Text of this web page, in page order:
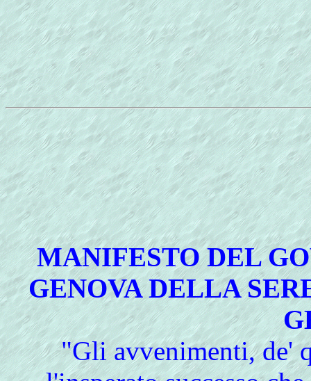
MANIFESTO DEL
GENOVA DELLA
"Gli avvenimenti, de'